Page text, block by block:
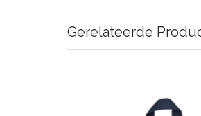
Gerelateerde